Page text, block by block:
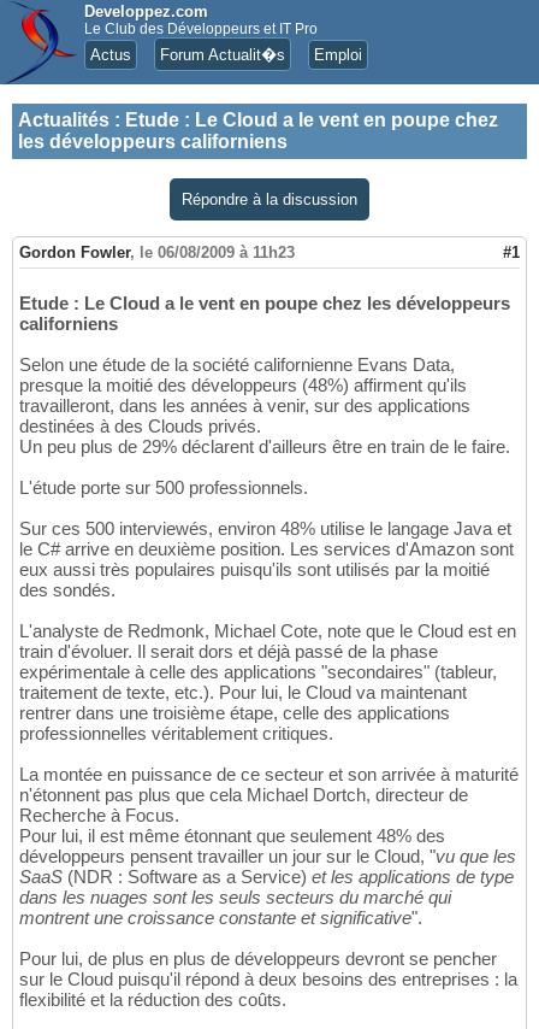
Developpez.com
Le Club des Développeurs et IT Pro
Actus Forum Actualit�s Emploi
Actualités : Etude : Le Cloud a le vent en poupe chez
les développeurs californiens
Répondre à la discussion
Gordon Fowler, le 06/08/2009 à 11h23 #1
Etude : Le Cloud a le vent en poupe chez les développeurs
californiens
Selon une étude de la société californienne Evans Data,
presque la moitié des développeurs (48%) affirment qu'ils
travailleront, dans les années à venir, sur des applications
destinées à des Clouds privés.
Un peu plus de 29% déclarent d'ailleurs être en train de le faire.
L'étude porte sur 500 professionnels.
Sur ces 500 interviewés, environ 48% utilise le langage Java et
le C# arrive en deuxième position. Les services d'Amazon sont
eux aussi très populaires puisqu'ils sont utilisés par la moitié
des sondés.
L'analyste de Redmonk, Michael Cote, note que le Cloud est en
train d'évoluer. Il serait dors et déjà passé de la phase
expérimentale à celle des applications "secondaires" (tableur,
traitement de texte, etc.). Pour lui, le Cloud va maintenant
rentrer dans une troisième étape, celle des applications
professionnelles véritablement critiques.
La montée en puissance de ce secteur et son arrivée à maturité
n'étonnent pas plus que cela Michael Dortch, directeur de
Recherche à Focus.
Pour lui, il est même étonnant que seulement 48% des
développeurs pensent travailler un jour sur le Cloud, "vu que les
SaaS (NDR : Software as a Service) et les applications de type
dans les nuages sont les seuls secteurs du marché qui
montrent une croissance constante et significative".
Pour lui, de plus en plus de développeurs devront se pencher
sur le Cloud puisqu'il répond à deux besoins des entreprises : la
flexibilité et la réduction des coûts.